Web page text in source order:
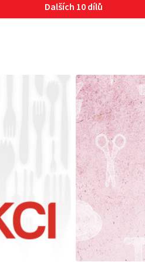
Dalších 10 dílů